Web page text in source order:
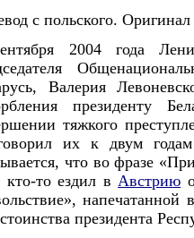
с польского.
2004 года
Валерия
президенту
тяжкого
их к двум
что во фразе
кто-то ездил вАвстрию
напечатанной
президента